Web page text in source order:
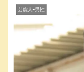
芸能人ｰ男性